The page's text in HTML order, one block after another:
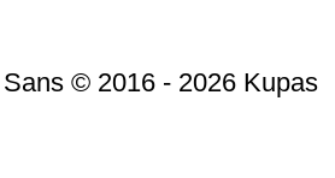
© 2016 - 2026 Kupas